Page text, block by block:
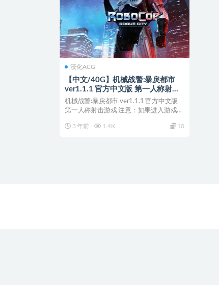
漢化ACG
【中文/40G】机械战警:暴戾都市
ver1.1.1 官方中文版 第一人称射击
游戏 40G
机械战警:暴戾都市 ver1.1.1 官方中文版
第一人称射击游戏 注意：如果进入游戏发
3 年前
1.4K 10